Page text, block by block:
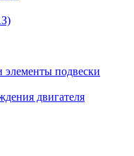
элементы подвески
двигателя